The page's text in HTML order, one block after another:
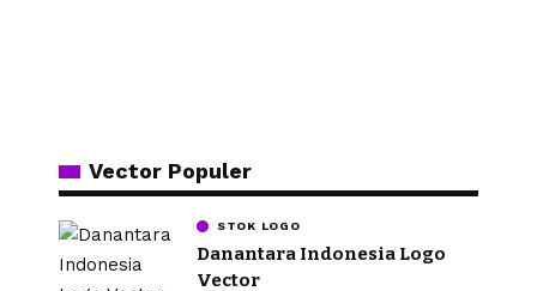
Vector Populer
STOK LOGO
Danantara Indonesia Logo
Vector